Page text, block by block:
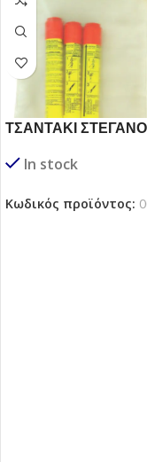
ΤΣΑΝΤΑΚΙ ΣΤΕΓΑΝΟ
In stock
Κωδικός προϊόντος: